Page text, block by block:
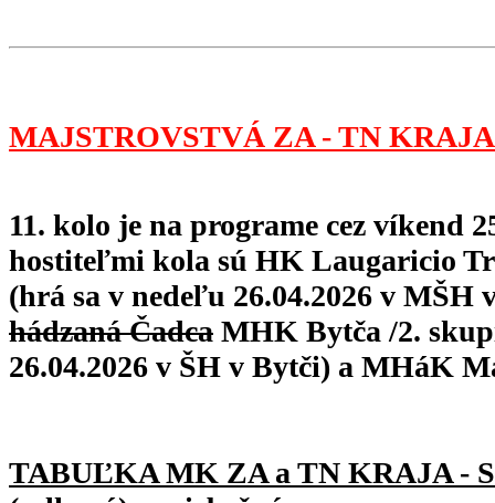
MAJSTROVSTVÁ ZA - TN
11. kolo je na programe cez víkend
hostiteľmi kola sú HK Laugaricio
(hrá sa v nedeľu 26.04.2026 v MŠH
hádzaná Čadca MHK Bytča /2.
26.04.2026 v ŠH v Bytči) a MHáK
TABUĽKA MK ZA a TN KRAJA -